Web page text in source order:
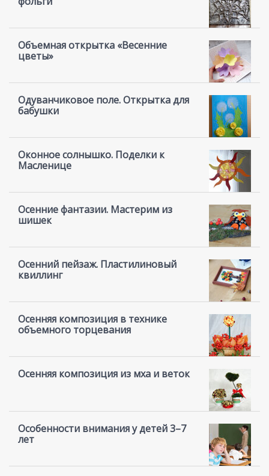
Объемная открытка «Весенние
цветы»
Одуванчиковое поле. Открытка для
бабушки
Оконное солнышко. Поделки к
Масленице
Осенние фантазии. Мастерим из
шишек
Осенний пейзаж. Пластилиновый
квиллинг
Осенняя композиция в технике
объемного торцевания
Осенняя композиция из мха и веток
Особенности внимания у детей 3–7
лет